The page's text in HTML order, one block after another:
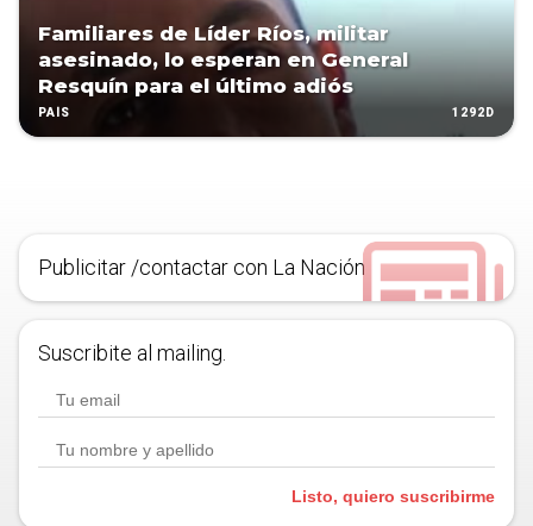
Familiares de Líder Ríos, militar
asesinado, lo esperan en General
Resquín para el último adiós
PAÍS 1292D
Publicitar /contactar con La Nación
Suscribite al mailing.
Listo, quiero suscribirme